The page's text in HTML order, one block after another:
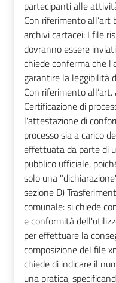
partecipanti alle
Con riferimento all’art
archivi cartacei: I file
dovranno essere
chiede conferma che
garantire la leggibilità
Con riferimento
Certificazione di
l'attestazione di
processo sia a carico
effettuata da parte di
pubblico ufficiale,
solo una
sezione D)
comunale: si chiede
e conformità
per effettuare la
composizione del file
chiede di indicare il
una pratica,